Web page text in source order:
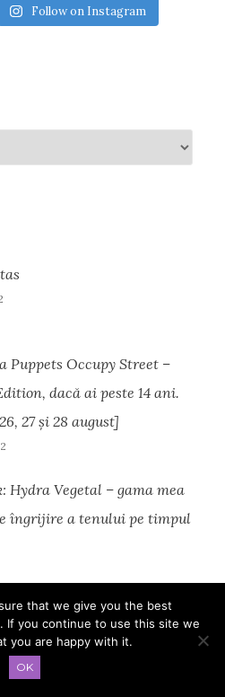
Follow on Instagram
Puppets Occupy Street –
dacă ai peste 14 ani.
27 și 28 august]
Hydra Vegetal – gama mea
îngrijire a tenului pe timpul
that we give you the best
If you continue to use this site we
you are happy with it.
OK